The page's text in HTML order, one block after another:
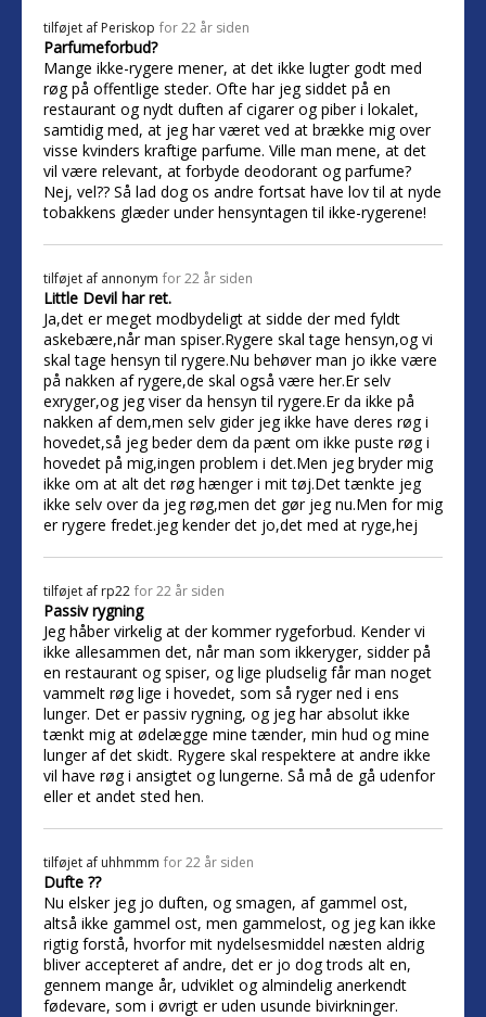
tilføjet af Periskop for 22 år siden
Parfumeforbud?
Mange ikke-rygere mener, at det ikke lugter godt med
røg på offentlige steder. Ofte har jeg siddet på en
restaurant og nydt duften af cigarer og piber i lokalet,
samtidig med, at jeg har været ved at brække mig over
visse kvinders kraftige parfume. Ville man mene, at det
vil være relevant, at forbyde deodorant og parfume?
Nej, vel?? Så lad dog os andre fortsat have lov til at nyde
tobakkens glæder under hensyntagen til ikke-rygerene!
tilføjet af annonym for 22 år siden
Little Devil har ret.
Ja,det er meget modbydeligt at sidde der med fyldt
askebære,når man spiser.Rygere skal tage hensyn,og vi
skal tage hensyn til rygere.Nu behøver man jo ikke være
på nakken af rygere,de skal også være her.Er selv
exryger,og jeg viser da hensyn til rygere.Er da ikke på
nakken af dem,men selv gider jeg ikke have deres røg i
hovedet,så jeg beder dem da pænt om ikke puste røg i
hovedet på mig,ingen problem i det.Men jeg bryder mig
ikke om at alt det røg hænger i mit tøj.Det tænkte jeg
ikke selv over da jeg røg,men det gør jeg nu.Men for mig
er rygere fredet.jeg kender det jo,det med at ryge,hej
tilføjet af rp22 for 22 år siden
Passiv rygning
Jeg håber virkelig at der kommer rygeforbud. Kender vi
ikke allesammen det, når man som ikkeryger, sidder på
en restaurant og spiser, og lige pludselig får man noget
vammelt røg lige i hovedet, som så ryger ned i ens
lunger. Det er passiv rygning, og jeg har absolut ikke
tænkt mig at ødelægge mine tænder, min hud og mine
lunger af det skidt. Rygere skal respektere at andre ikke
vil have røg i ansigtet og lungerne. Så må de gå udenfor
eller et andet sted hen.
tilføjet af uhhmmm for 22 år siden
Dufte ??
Nu elsker jeg jo duften, og smagen, af gammel ost,
altså ikke gammel ost, men gammelost, og jeg kan ikke
rigtig forstå, hvorfor mit nydelsesmiddel næsten aldrig
bliver accepteret af andre, det er jo dog trods alt en,
gennem mange år, udviklet og almindelig anerkendt
fødevare, som i øvrigt er uden usunde bivirkninger.